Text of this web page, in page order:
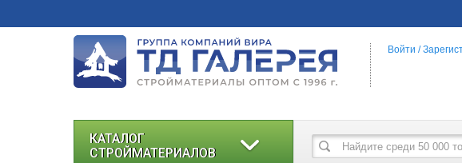
Войти /
КАТАЛОГ
СТРОЙМАТЕРИАЛОВ